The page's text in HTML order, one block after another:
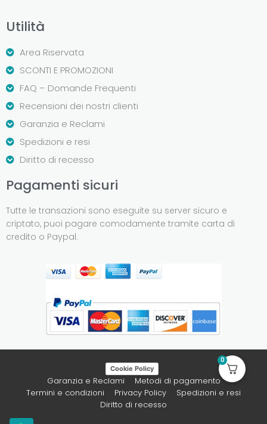
Utilità
Area Riservata
SCONTI E PROMOZIONI
FAQ – Domande Frequenti
Recensioni dei nostri clienti
Garanzia e Reclami
Spedizioni e resi
Diritto di recesso
Pagamenti sicuri
Tutte le transazioni sono eseguite su server sicuro e
criptato, puoi pagare comodamente tramite carta di
credito o Paypal.
Cookie Policy
Garanzia e Reclami
Metodi di pagamento
Termini e condizioni
Privacy Policy
Spedizioni e resi
Diritto di recesso
0